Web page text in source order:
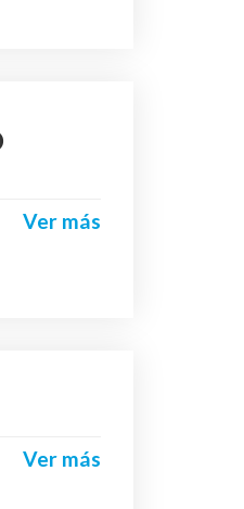
Ver más
Ver más